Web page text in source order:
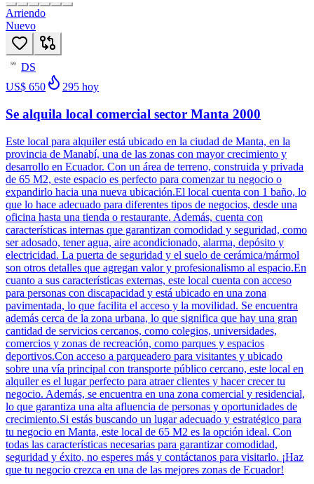
Arriendo
Nuevo
59
DS
US$ 650
295 hoy
Se alquila local comercial sector Manta 2000
Este local para alquiler está ubicado en la ciudad de Manta, en la
provincia de Manabí, una de las zonas con mayor crecimiento y
desarrollo en Ecuador. Con un área de terreno, construida y privada
de 65 M2, este espacio es perfecto para comenzar tu negocio o
expandirlo hacia una nueva ubicación.El local cuenta con 1 baño, lo
que lo hace adecuado para diferentes tipos de negocios, desde una
oficina hasta una tienda o restaurante. Además, cuenta con
características internas que garantizan comodidad y seguridad, como
ser adosado, tener agua, aire acondicionado, alarma, depósito y
electricidad. La puerta de seguridad y el suelo de cerámica/mármol
son otros detalles que agregan valor y profesionalismo al espacio.En
cuanto a sus características externas, este local cuenta con acceso
para personas con discapacidad y está ubicado en una zona
pavimentada, lo que facilita el acceso y la movilidad. Se encuentra
además cerca de la zona urbana, lo que significa que hay una gran
cantidad de servicios cercanos, como colegios, universidades,
comercios y zonas de recreación, como parques y espacios
deportivos.Con acceso a parqueadero para visitantes y ubicado
sobre una vía principal con transporte público cercano, este local en
alquiler es el lugar perfecto para atraer clientes y hacer crecer tu
negocio. Además, se encuentra en una zona comercial y residencial,
lo que garantiza una alta afluencia de personas y oportunidades de
crecimiento.Si estás buscando un lugar adecuado y estratégico para
tu negocio en Manta, este local de 65 M2 es la opción ideal. Con
todas las características necesarias para garantizar comodidad,
seguridad y éxito, no esperes más y contáctanos para visitarlo. ¡Haz
que tu negocio crezca en una de las mejores zonas de Ecuador!